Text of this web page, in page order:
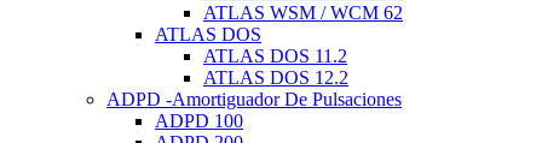
ATLAS WSM / WCM 62
ATLAS DOS
ATLAS DOS 11.2
ATLAS DOS 12.2
ADPD -Amortiguador De Pulsaciones
ADPD 100